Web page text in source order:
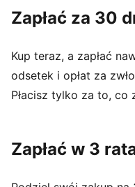
Zapłać za 30
Kup teraz, a zapłać
odsetek i opłat za
Płacisz tylko za to, co
Zapłać w 3